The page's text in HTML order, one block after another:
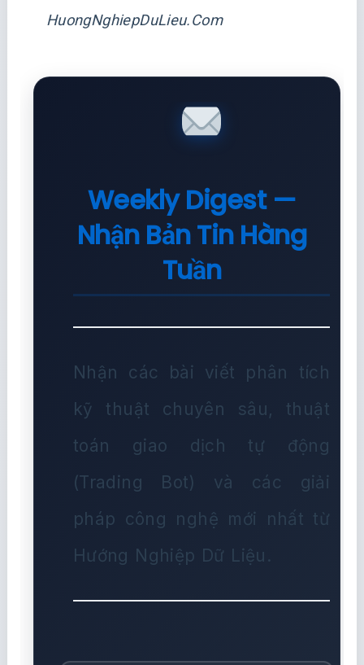
HuongNghiepDuLieu.Com
Weekly Digest —
Nhận Bản Tin Hàng
Tuần
Nhận các bài viết phân tích
kỹ thuật chuyên sâu, thuật
toán giao dịch tự động
(Trading Bot) và các giải
pháp công nghệ mới nhất từ
Hướng Nghiệp Dữ Liệu.